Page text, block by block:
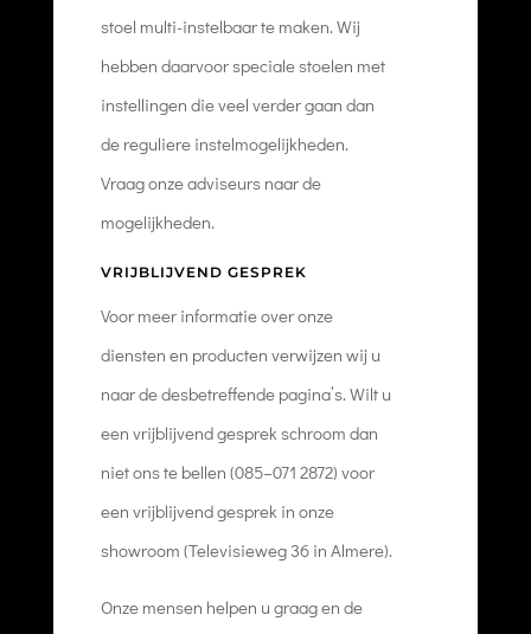
stoel multi-instelbaar te maken. Wij
hebben daarvoor speciale stoelen met
instellingen die veel verder gaan dan
de reguliere instelmogelijkheden.
Vraag onze adviseurs naar de
mogelijkheden.
VRIJBLIJVEND GESPREK
Voor meer informatie over onze
diensten en producten verwijzen wij u
naar de desbetreffende pagina’s. Wilt u
een vrijblijvend gesprek schroom dan
niet ons te bellen (085–071 2872) voor
een vrijblijvend gesprek in onze
showroom (Televisieweg 36 in Almere).
Onze mensen helpen u graag en de